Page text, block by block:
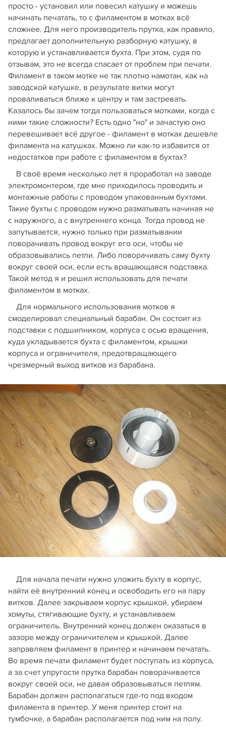
просто - установил или повесил катушку и можешь
начинать печатать, то с филаментом в мотках всё
сложнее. Для него производитель прутка, как правило,
предлагает дополнительную разборную катушку, в
которую и устанавливается бухта. При этом, судя по
отзывам, это не всегда спасает от проблем при печати.
Филамент в таком мотке не так плотно намотан, как на
заводской катушке, в результате витки могут
проваливаться ближе к центру и там застревать.
Казалось бы зачем тогда пользоваться мотками, когда с
ними такие сложности? Есть одно "но" и зачастую оно
перевешивает всё другое - филамент в мотках дешевле
филамента на катушках. Можно ли как-то избавится от
недостатков при работе с филаментом в бухтах?
В своё время несколько лет я проработал на заводе
электромонтером, где мне приходилось проводить и
монтажные работы с проводом упакованным бухтами.
Такие бухты с проводом нужно разматывать начиная не
с наружного, а с внутреннего конца. Тогда провод не
запутывается, нужно только при разматывании
поворачивать провод вокруг его оси, чтобы не
образовывались петли. Либо поворачивать саму бухту
вокруг своей оси, если есть вращающаяся подставка.
Такой метод я и решил использовать для печати
филаментом в мотках.
Для нормального использования мотков я
смоделировал специальный барабан. Он состоит из
подставки с подшипником, корпуса с осью вращения,
куда укладывается бухта с филаментом, крышки
корпуса и ограничителя, предотвращающего
чрезмерный выход витков из барабана.
Для начала печати нужно уложить бухту в корпус,
найти её внутренний конец и освободить его на пару
витков. Далее закрываем корпус крышкой, убираем
хомуты, стягивающие бухту, и устанавливаем
ограничитель. Внутренний конец должен оказаться в
зазоре между ограничителем и крышкой. Далее
заправляем филамент в принтер и начинаем печатать.
Во время печати филамент будет поступать из корпуса,
а за счет упругости прутка барабан поворачивается
вокруг своей оси, не давая образовываться петлям.
Барабан должен располагаться где-то под входом
филамента в принтер. У меня принтер стоит на
тумбочке, а барабан располагается под ним на полу.